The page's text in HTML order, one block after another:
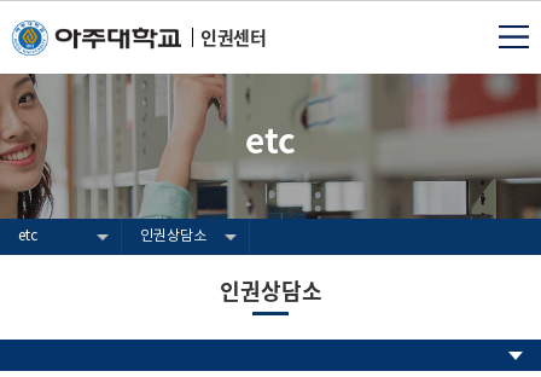
인권센터
etc
etc 인권상담소
인권상담소